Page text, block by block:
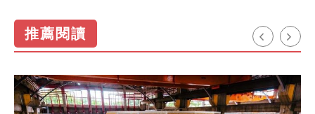
推薦閱讀